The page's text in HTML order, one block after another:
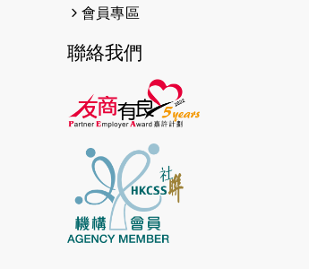
（19:00開始）
猛龍戈壁慈善行 2026
猛龍長跑隊恆常練習 - 5月21日
（19:00開始）
猛龍長跑隊恆常練習 - 5月14日
（19:00開始）
猛龍長跑隊恆常練習 - 5月7日
（19:00開始）
會員專區
聯絡我們